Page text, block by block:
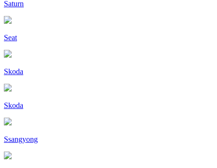
Saturn
Seat
Skoda
Skoda
Ssangyong